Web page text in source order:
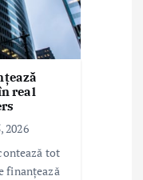
real
2026
tot
finanțează